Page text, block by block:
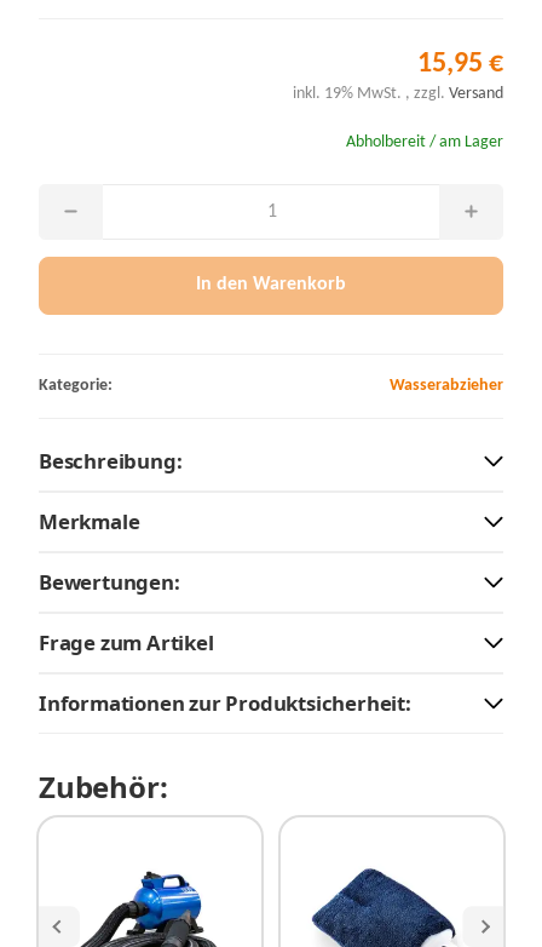
15,95 €
inkl. 19% MwSt. , zzgl. Versand
Abholbereit / am Lager
In den Warenkorb
Kategorie: Wasserabzieher
Beschreibung:
Merkmale
Bewertungen:
Frage zum Artikel
Informationen zur Produktsicherheit:
Zubehör: